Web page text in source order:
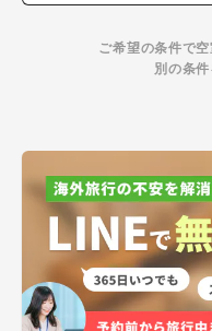
ご希望の条件で
別の条件